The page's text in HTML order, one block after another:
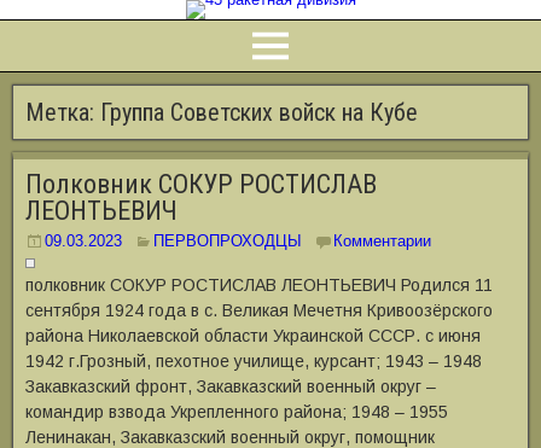
Метка: Группа Советских войск на Кубе
Полковник СОКУР РОСТИСЛАВ
ЛЕОНТЬЕВИЧ
09.03.2023 ПЕРВОПРОХОДЦЫ Комментарии
полковник СОКУР РОСТИСЛАВ ЛЕОНТЬЕВИЧ Родился 11
сентября 1924 года в с. Великая Мечетня Кривоозёрского
района Николаевской области Украинской СССР. с июня
1942 г.Грозный, пехотное училище, курсант; 1943 – 1948
Закавказский фронт, Закавказский военный округ –
командир взвода Укрепленного района; 1948 – 1955
Ленинакан, Закавказский военный округ, помощник